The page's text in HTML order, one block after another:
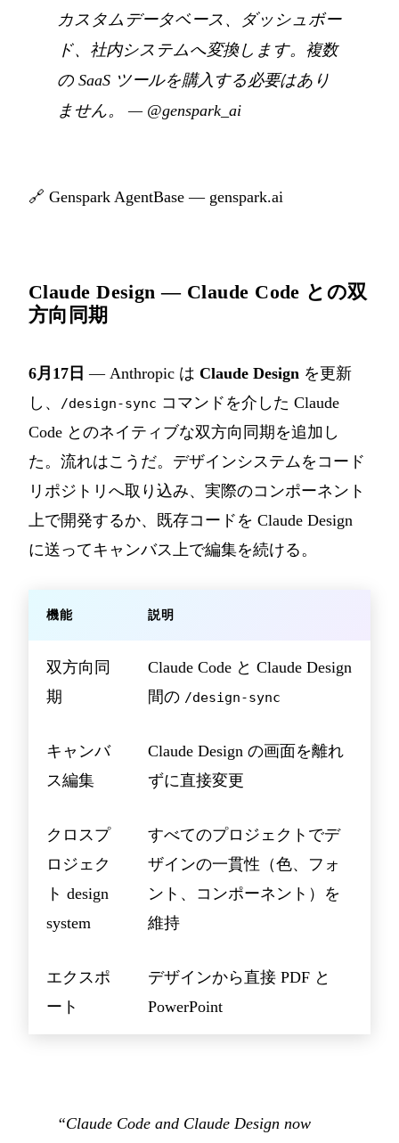
カスタムデータベース、ダッシュボー
ド、社内システムへ変換します。複数
の SaaS ツールを購入する必要はあり
ません。
— @genspark_ai
🔗 Genspark AgentBase — genspark.ai
Claude Design — Claude Code との双
方向同期
6月17日 — Anthropic は Claude Design を更新
し、
/design-sync コマンドを介した Claude
Code とのネイティブな双方向同期を追加し
た。流れはこうだ。デザインシステムをコード
リポジトリへ取り込み、実際のコンポーネント
上で開発するか、既存コードを Claude Design
に送ってキャンバス上で編集を続ける。
機能 説明
双方向同
期
Claude Code と Claude Design
間の /design-sync
キャンバ
ス編集
Claude Design の画面を離れ
ずに直接変更
クロスプ
ロジェク
ト design
system
すべてのプロジェクトでデ
ザインの一貫性（色、フォ
ント、コンポーネント）を
維持
エクスポ
ート
デザインから直接 PDF と
PowerPoint
“Claude Code and Claude Design now